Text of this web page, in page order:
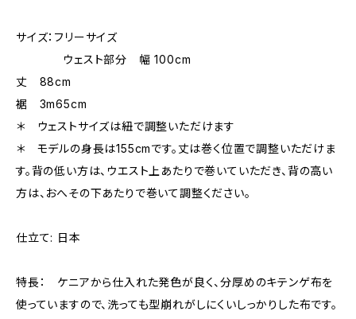
サイズ：フリーサイズ
ウェスト部分 幅 100cm
丈 88cm
裾 3m65cm
＊ ウェストサイズは紐で調整いただけます
＊ モデルの身長は155cmです。丈は巻く位置で調整いただけま
す。背の低い方は、ウエスト上あたりで巻いていただき、背の高い
方は、おへその下あたりで巻いて調整ください。
仕立て: 日本
特長： ケニアから仕入れた発色が良く、分厚めのキテンゲ布を
使っていますので、洗っても型崩れがしにくいしっかりした布です。